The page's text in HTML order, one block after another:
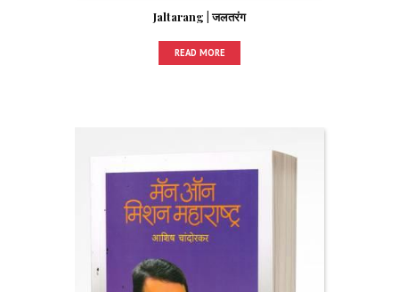
Jaltarang | जलतरंग
READ MORE